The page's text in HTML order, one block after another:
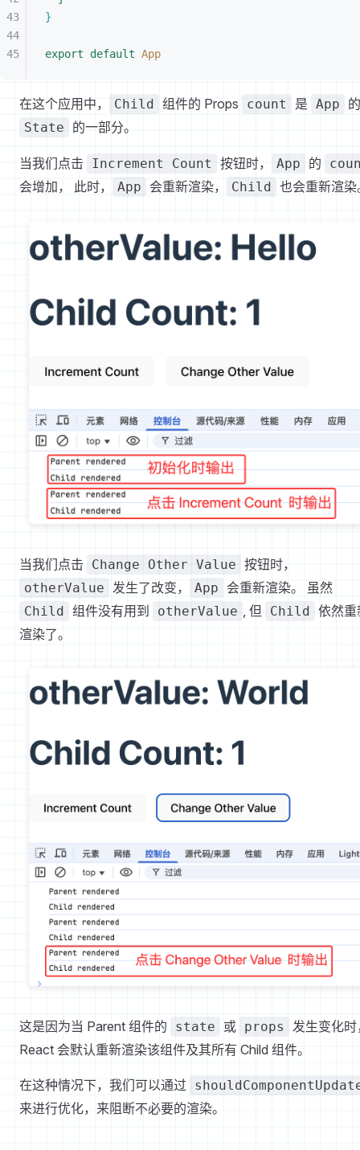
}
export default App
在这个应用中， Child 组件的 Props count 是 App 的
State 的一部分。
当我们点击 Increment Count 按钮时， App 的
会增加， 此时， App 会重新渲染， Child 也会重新渲染
当我们点击 Change Other Value 按钮时，
otherValue 发生了改变， App 会重新渲染。 虽然
Child 组件没有用到 otherValue , 但 Child 依然重
渲染了。
这是因为当 Parent 组件的 state 或 props
发生变化时
React 会默认重新渲染该组件及其所有 Child 组件。
在这种情况下，我们可以通过
来进行优化，来阻断不必要的渲染。